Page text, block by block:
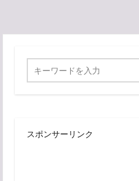
スポンサーリンク